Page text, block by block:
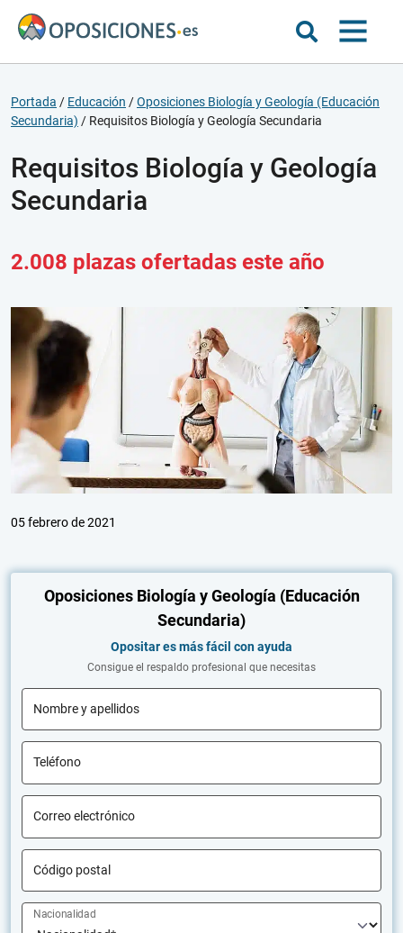
Portada / Educación /Oposiciones Biología y Geología (Educación
Secundaria) / Requisitos Biología y Geología Secundaria
Requisitos Biología y Geología
Secundaria
2.008 plazas ofertadas este año
05 febrero de 2021
Oposiciones Biología y Geología (Educación
Secundaria)
Opositar es más fácil con ayuda
Consigue el respaldo profesional que necesitas
Nombre y apellidos
Teléfono
Correo electrónico
Código postal
Nacionalidad